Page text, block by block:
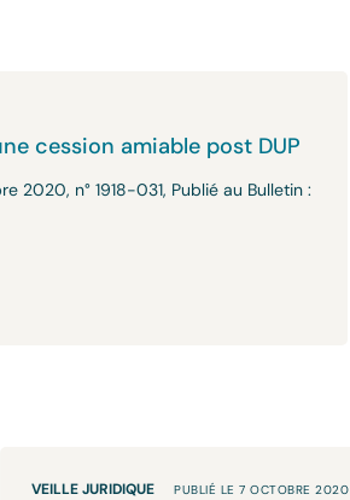
cession amiable post DUP
2020, n° 1918-031, Publié au Bulletin :
VEILLE JURIDIQUE PUBLIÉ LE 7 OCTOBRE 2020